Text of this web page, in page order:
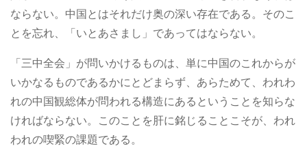
ならない。中国とはそれだけ奥の深い存在である。そのこ
とを忘れ、「いとあさまし」であってはならない。
「三中全会」が問いかけるものは、単に中国のこれからが
いかなるものであるかにとどまらず、あらためて、われわ
れの中国観総体が問われる構造にあるということを知らな
ければならない。このことを肝に銘じることこそが、われ
われの喫緊の課題である。